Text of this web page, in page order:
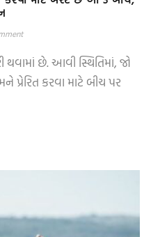
થવામાં છે. આવી સ્થિતિમાં, જો
પ્રેરિત કરવા માટે બીચ પર